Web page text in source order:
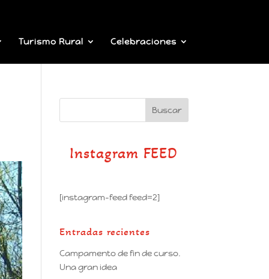
Turismo Rural Celebraciones
Instagram FEED
[instagram-feed feed=2]
Entradas recientes
Campamento de fin de curso.
Una gran idea